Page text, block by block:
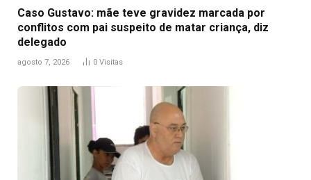
Caso Gustavo: mãe teve gravidez marcada por
conflitos com pai suspeito de matar criança, diz
delegado
agosto 7, 2026 0 Visitas